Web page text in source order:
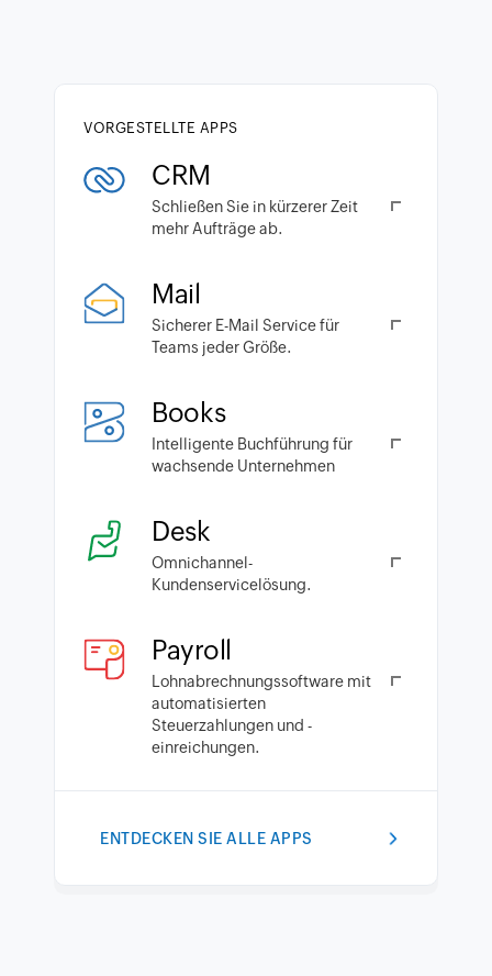
VORGESTELLTE APPS
CRM
Schließen Sie in kürzerer Zeit
mehr Aufträge ab.
Mail
Sicherer E-Mail Service für
Teams jeder Größe.
Books
Intelligente Buchführung für
wachsende Unternehmen
Desk
Omnichannel-
Kundenservicelösung.
Payroll
Lohnabrechnungssoftware mit
automatisierten
Steuerzahlungen und -
einreichungen.
ENTDECKEN SIE ALLE APPS